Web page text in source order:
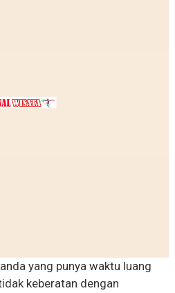
yang punya waktu luang
keberatan dengan